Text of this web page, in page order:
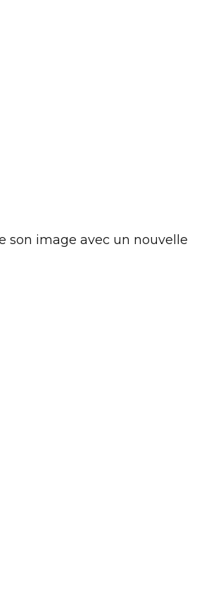
son image avec un nouvelle